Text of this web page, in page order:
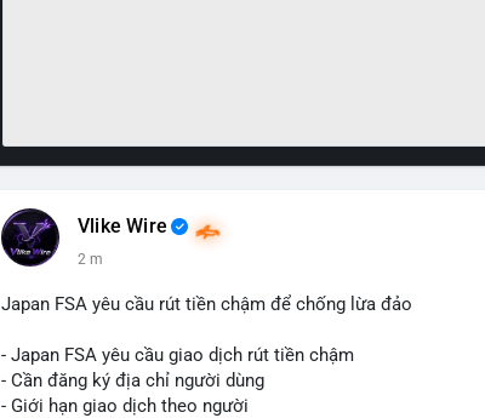
Vlike Wire
2 m
Japan FSA yêu cầu rút tiền chậm để chống lừa đảo
- Japan FSA yêu cầu giao dịch rút tiền chậm
- Cần đăng ký địa chỉ người dùng
- Giới hạn giao dịch theo người